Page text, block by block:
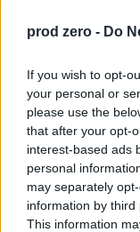
prod zero - Do
If you wish to opt-
your personal or
please use the
that after your opt-
interest-based ads
personal
may separately
information by third
This information
FIFA broni
komunikat